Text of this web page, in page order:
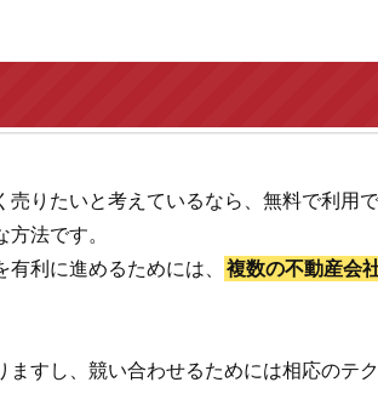
売りたいと考えているなら、無料で利用
法です。
利に進めるためには、
複数の不動産会
ますし、競い合わせるためには相応のテ